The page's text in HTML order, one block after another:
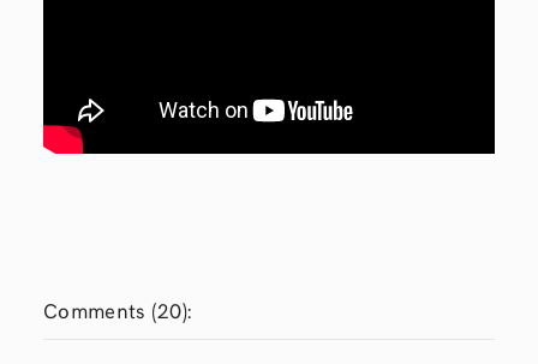
Comments (20):